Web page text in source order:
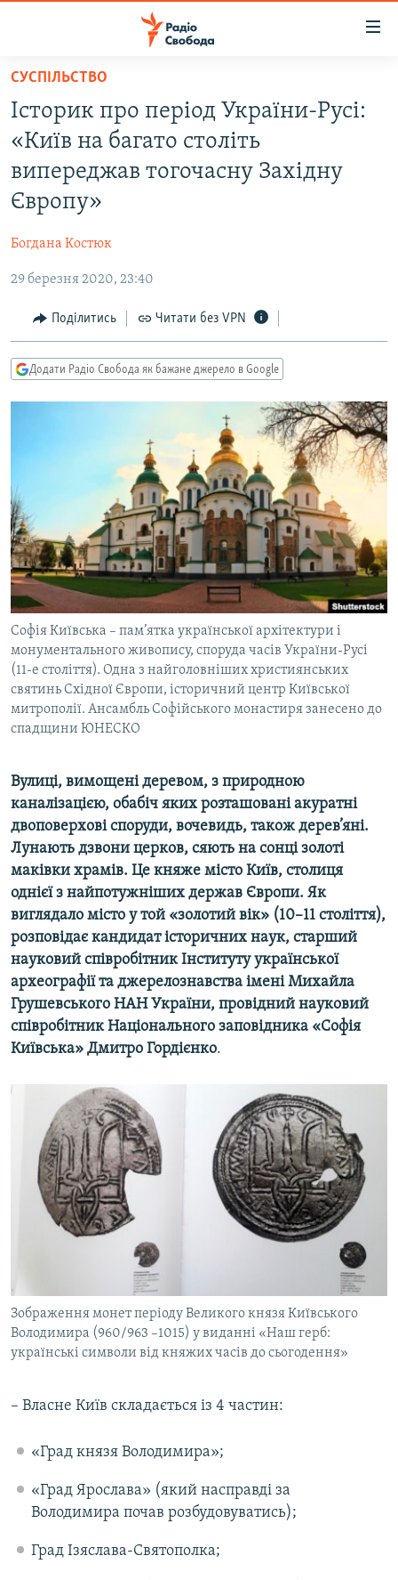
Перейти
основного
матеріалу
до
основної
Перейти
до
ВСЕ ЗА ДОБУ
КУЛЬТУРА
СПОРТ
СВІТ
ВІЙНА
ДОНБАС.РЕАЛІЇ
КРИМ.РЕАЛІЇ
ТИ ЯК?
КИТАЙ.ВИКЛИКИ
СПЕЦПРОЄКТИ
ПОДКАСТИ
КРИМ РЕАЛІЇ
РУС
УКР
КТАТ
ДОЛУЧАЙСЯ!
Усі сайти RFE/RL
СУСПІЛЬСТВО
Історик про період України-Русі:
«Київ на багато століть
випереджав тогочасну Західну
Європу»
Богдана Костюк
29 березня 2020, 23:40
Поділитись Читати без VPN
Додати Радіо Свобода як бажане джерело в Google
Софія Київська – пам’ятка української архітектури і
монументального живопису, споруда часів України-Русі
(11-е століття). Одна з найголовніших християнських
святинь Східної Європи, історичний центр Київської
митрополії. Ансамбль Софійського монастиря занесено до
спадщини ЮНЕСКО
Вулиці, вимощені деревом, з природною
каналізацією, обабіч яких розташовані акуратні
двоповерхові споруди, вочевидь, також дерев’яні.
Лунають дзвони церков, сяють на сонці золоті
маківки храмів. Це княже місто Київ, столиця
однієї з найпотужніших держав Європи. Як
виглядало місто у той «золотий вік» (10–11 століття),
розповідає кандидат історичних наук, старший
науковий співробітник Інституту української
археографії та джерелознавства імені Михайла
Грушевського НАН України, провідний науковий
співробітник Національного заповідника «Софія
Київська» Дмитро Гордієнко.
Зображення монет періоду Великого князя Київського
Володимира (960/963 –1015) у виданні «Наш герб:
українські символи від княжих часів до сьогодення»
– Власне Київ складається із 4 частин:
«Град князя Володимира»;
«Град Ярослава» (який насправді за
Володимира почав розбудовуватись);
Град Ізяслава-Святополка;